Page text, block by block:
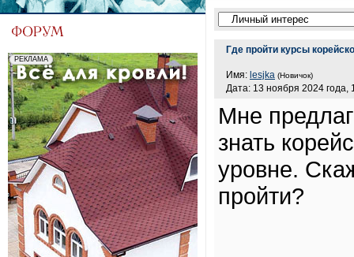
Где пройти курсы
Имя: lesjka (Новичок)
Дата: 13 ноября 2024 года,
Мне
знать
уровне.
пройти?